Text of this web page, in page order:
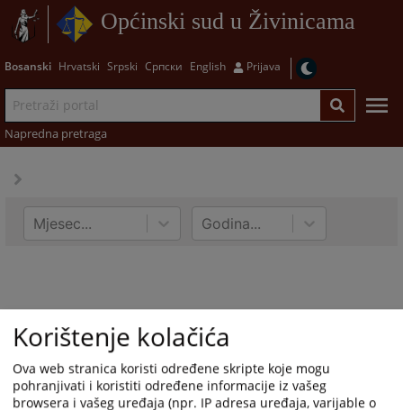
Općinski sud u Živinicama
Bosanski Hrvatski Srpski Српски English Prijava
Napredna pretraga
Mjesec... Godina...
Korištenje kolačića
Ova web stranica koristi određene skripte koje mogu
pohranjivati i koristiti određene informacije iz vašeg
browsera i vašeg uređaja (npr. IP adresa uređaja, varijable o